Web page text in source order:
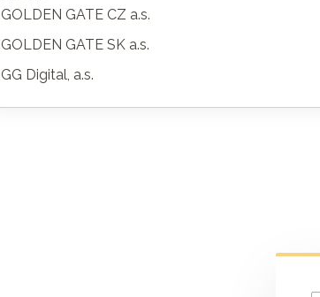
GOLDEN GATE CZ a.s.
GOLDEN GATE SK a.s.
GG Digital, a.s.